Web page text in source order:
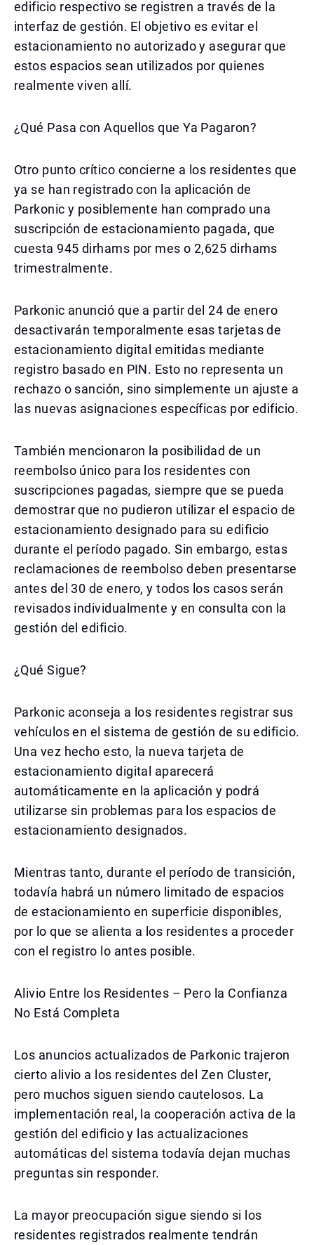
edificio respectivo se registren a través de la
interfaz de gestión. El objetivo es evitar el
estacionamiento no autorizado y asegurar que
estos espacios sean utilizados por quienes
realmente viven allí.
¿Qué Pasa con Aquellos que Ya Pagaron?
Otro punto crítico concierne a los residentes que
ya se han registrado con la aplicación de
Parkonic y posiblemente han comprado una
suscripción de estacionamiento pagada, que
cuesta 945 dirhams por mes o 2,625 dirhams
trimestralmente.
Parkonic anunció que a partir del 24 de enero
desactivarán temporalmente esas tarjetas de
estacionamiento digital emitidas mediante
registro basado en PIN. Esto no representa un
rechazo o sanción, sino simplemente un ajuste a
las nuevas asignaciones específicas por edificio.
También mencionaron la posibilidad de un
reembolso único para los residentes con
suscripciones pagadas, siempre que se pueda
demostrar que no pudieron utilizar el espacio de
estacionamiento designado para su edificio
durante el período pagado. Sin embargo, estas
reclamaciones de reembolso deben presentarse
antes del 30 de enero, y todos los casos serán
revisados individualmente y en consulta con la
gestión del edificio.
¿Qué Sigue?
Parkonic aconseja a los residentes registrar sus
vehículos en el sistema de gestión de su edificio.
Una vez hecho esto, la nueva tarjeta de
estacionamiento digital aparecerá
automáticamente en la aplicación y podrá
utilizarse sin problemas para los espacios de
estacionamiento designados.
Mientras tanto, durante el período de transición,
todavía habrá un número limitado de espacios
de estacionamiento en superficie disponibles,
por lo que se alienta a los residentes a proceder
con el registro lo antes posible.
Alivio Entre los Residentes – Pero la Confianza
No Está Completa
Los anuncios actualizados de Parkonic trajeron
cierto alivio a los residentes del Zen Cluster,
pero muchos siguen siendo cautelosos. La
implementación real, la cooperación activa de la
gestión del edificio y las actualizaciones
automáticas del sistema todavía dejan muchas
preguntas sin responder.
La mayor preocupación sigue siendo si los
residentes registrados realmente tendrán